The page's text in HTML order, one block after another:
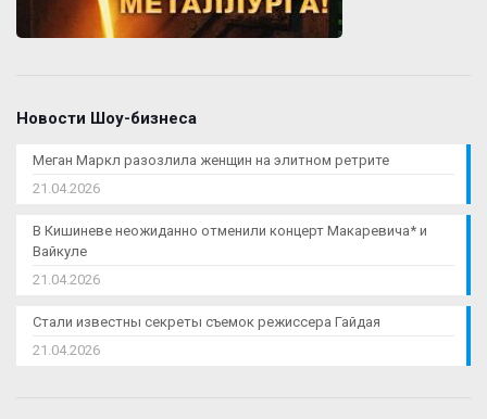
Новости Шоу-бизнеса
Меган Маркл разозлила женщин на элитном ретрите
21.04.2026
В Кишиневе неожиданно отменили концерт Макаревича* и
Вайкуле
21.04.2026
Стали известны секреты съемок режиссера Гайдая
21.04.2026